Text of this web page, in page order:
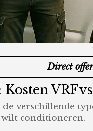
Direct
VRF
verschillende
wilt conditioneren.